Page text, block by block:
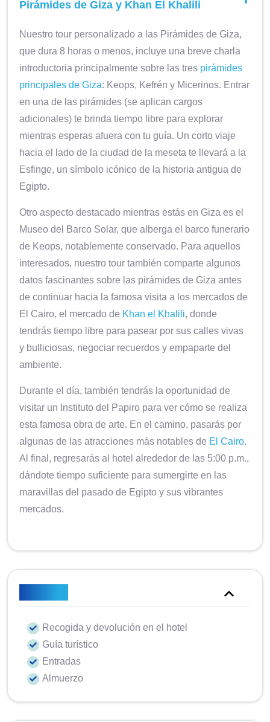
Pirámides de Giza y Khan El Khalili
Nuestro tour personalizado a las Pirámides de Giza,
que dura 8 horas o menos, incluye una breve charla
introductoria principalmente sobre las tres pirámides
principales de Giza: Keops, Kefrén y Micerinos. Entrar
en una de las pirámides (se aplican cargos
adicionales) te brinda tiempo libre para explorar
mientras esperas afuera con tu guía. Un corto viaje
hacia el lado de la ciudad de la meseta te llevará a la
Esfinge, un símbolo icónico de la historia antigua de
Egipto.
Otro aspecto destacado mientras estás en Giza es el
Museo del Barco Solar, que alberga el barco funerario
de Keops, notablemente conservado. Para aquellos
interesados, nuestro tour también comparte algunos
datos fascinantes sobre las pirámides de Giza antes
de continuar hacia la famosa visita a los mercados de
El Cairo, el mercado de Khan el Khalili, donde
tendrás tiempo libre para pasear por sus calles vivas
y bulliciosas, negociar recuerdos y empaparte del
ambiente.
Durante el día, también tendrás la oportunidad de
visitar un Instituto del Papiro para ver cómo se realiza
esta famosa obra de arte. En el camino, pasarás por
algunas de las atracciones más notables de El Cairo.
Al final, regresarás al hotel alrededor de las 5:00 p.m.,
dándote tiempo suficiente para sumergirte en las
maravillas del pasado de Egipto y sus vibrantes
mercados.
Recogida y devolución en el hotel
Guía turístico
Entradas
Almuerzo